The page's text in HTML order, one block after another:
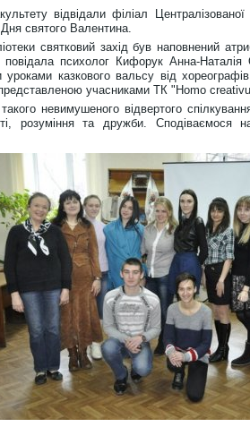
відвідали філіал
святого Валентина.
святковий захід був наповнений
психолог Кифорук Анна-
казкового вальсу від
учасниками ТК "Homo
такого невимушеного відвертого
розуміння та дружби. Сподіваємося